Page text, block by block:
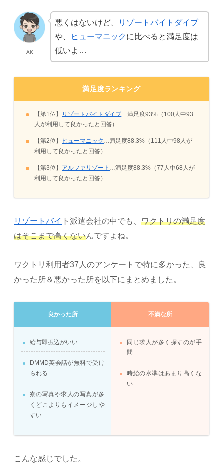
AK
悪くはないけど、
リゾートバイトダイブ
や、
ヒューマニックに比べると満足度は
低いよ…
満足度ランキング
【第1位】 リゾートバイトダイブ …満足度93%（100人中93
人が利用して良かったと回答）
【第2位】 ヒューマニック
…満足度88.3%（111人中98人が
利用して良かったと回答）
【第3位】 アルファリゾート
…満足度88.3%（77人中68人が
利用して良かったと回答）
リゾートバイ ト派遣会社の中でも、ワクトリの満足度
はそこまで高くないんですよね。
ワクトリ利用者37人のアンケートで特に多かった、良
かった所＆悪かった所を以下にまとめました。
良かった所
給与即振込がいい
DMMD英会話が無料で受け
られる
寮の写真や求人の写真が多
くどこよりもイメージしや
すい
不満な所
同じ求人が多く探すのが手
間
時給の水準はあまり高くな
い
こんな感じでした。